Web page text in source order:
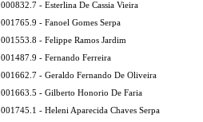
000832.7 - Esterlina De Cassia Vieira
001765.9 - Fanoel Gomes Serpa
001553.8 - Felippe Ramos Jardim
001487.9 - Fernando Ferreira
001662.7 - Geraldo Fernando De Oliveira
001663.5 - Gilberto Honorio De Faria
001745.1 - Heleni Aparecida Chaves Serpa